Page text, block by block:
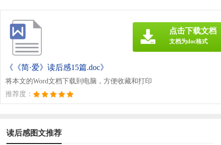
《《简·爱》读后感15篇.doc》
将本文的Word文档下载到电脑，方便收藏和打印
推荐度：
点击下载文档
文档为doc格式
读后感图文推荐